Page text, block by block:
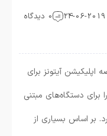
0 دیدگاه
و عرضه اپلیکیشن آیتونز برای
دستگاه‌های مبتنی
بر اساس بسیاری از